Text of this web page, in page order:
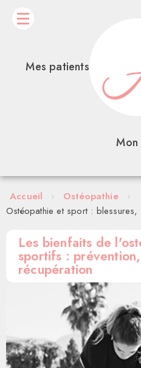
Mes patients
Accueil › Ostéopathie
›
Ostéopathie et sport :
Les bienfaits de
sportifs :
récupération